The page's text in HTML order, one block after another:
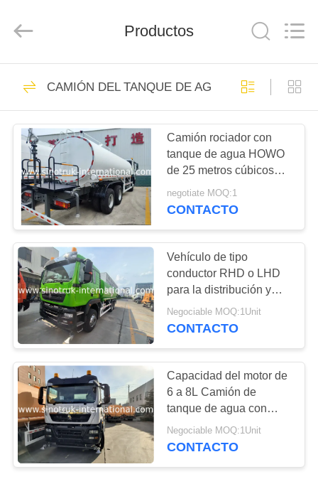
CASA.
PRODUCTOS
SOBRE
NOSOTROS
RECORRIDO
POR
LA
FÁBRICA
CONTROL
DE
CALIDAD
CONTACTA
LTD..
Camión del cargo
Camión volquete del
volquete
528
Camión del tractor
119
Productos
CAMIÓN DEL TANQUE DE AGUA
Camión rociador con
tanque de agua HOWO
de 25 metros cúbicos
con potente motor
380HP
negotiate MOQ:1
CONTACTO
Vehículo de tipo
conductor RHD o LHD
para la distribución y
mantenimiento de agua
en obra
Negociable MOQ:1Unit
CONTACTO
Capacidad del motor de
6 a 8L Camión de
tanque de agua con
capacidad de tanque de
20000 litros Solución
Negociable MOQ:1Unit
CONTACTO